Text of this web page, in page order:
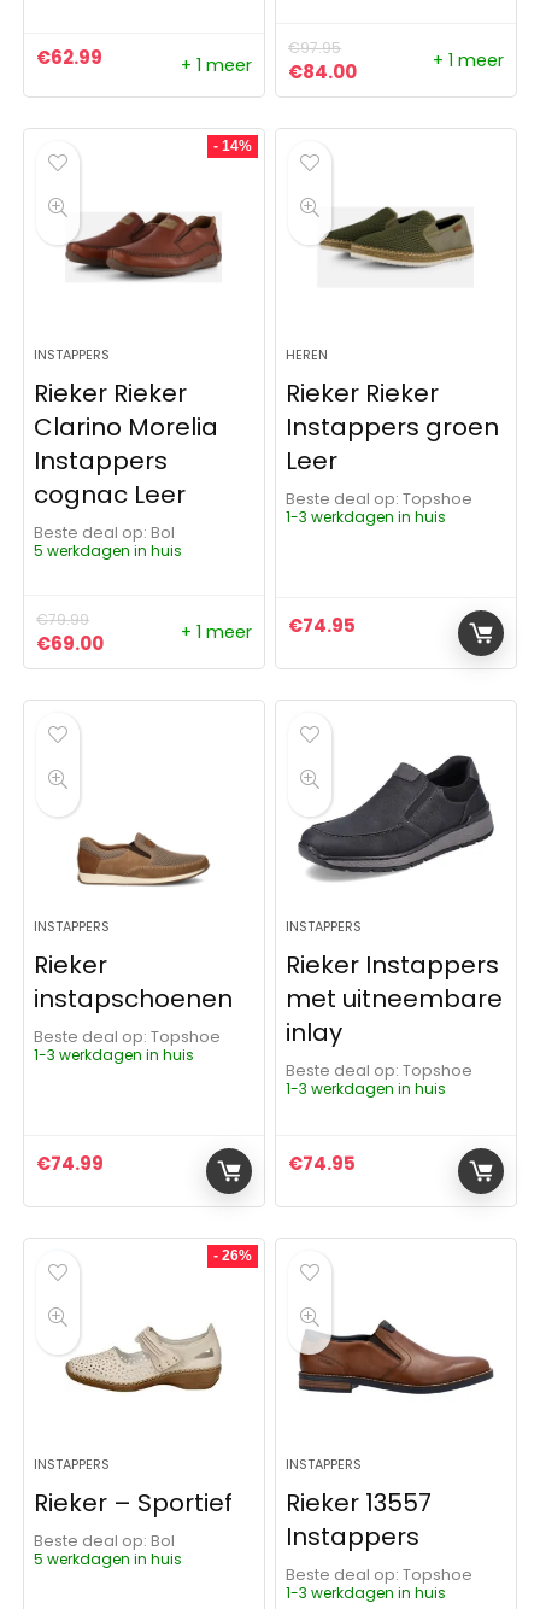
€62.99 + 1 meer
€97.95
Oorspronkelijke prijs was:
€84.00Huidige prijs is:
+ 1 meer
- 14%
INSTAPPERS
Rieker Rieker
Clarino Morelia
Instappers
cognac Leer
Beste deal op:
Bol
5 werkdagen in huis
€79.99
Oorspronkelijke prijs was: €79.99.
€69.00Huidige prijs is: €69.00.
+ 1 meer
HEREN
Rieker Rieker
Instappers groen
Leer
Beste deal op:
Topshoe
1-3 werkdagen in huis
€74.95
INSTAPPERS
Rieker
instapschoenen
Beste deal op:
Topshoe
1-3 werkdagen in huis
€74.99
INSTAPPERS
Rieker Instappers
met uitneembare
inlay
Beste deal op:
Topshoe
1-3 werkdagen in huis
€74.95
- 26%
INSTAPPERS
Rieker – Sportief
Beste deal op:
Bol
5 werkdagen in huis
INSTAPPERS
Rieker 13557
Instappers
Beste deal op:
Topshoe
1-3 werkdagen in huis